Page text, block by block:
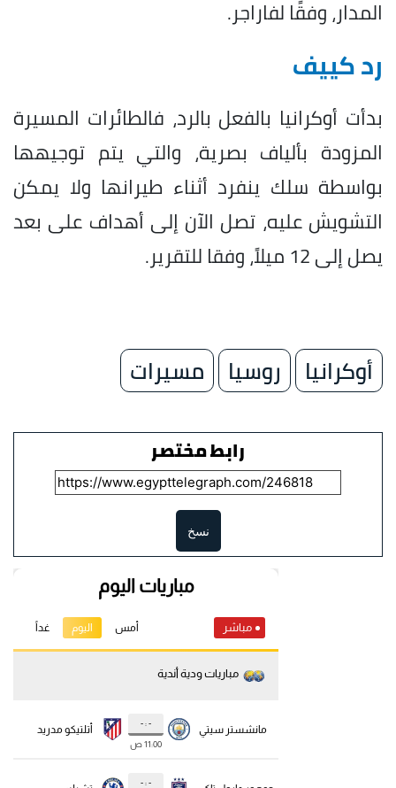
المدار، وفقًا لفاراجر.
رد كييف
بدأت أوكرانيا بالفعل بالرد، فالطائرات المسيرة
المزودة بألياف بصرية، والتي يتم توجيهها
بواسطة سلك ينفرد أثناء طيرانها ولا يمكن
التشويش عليه، تصل الآن إلى أهداف على بعد
يصل إلى 12 ميلاً، وفقا للتقرير.
أوكرانيا روسيا مسيرات
رابط مختصر
نسخ